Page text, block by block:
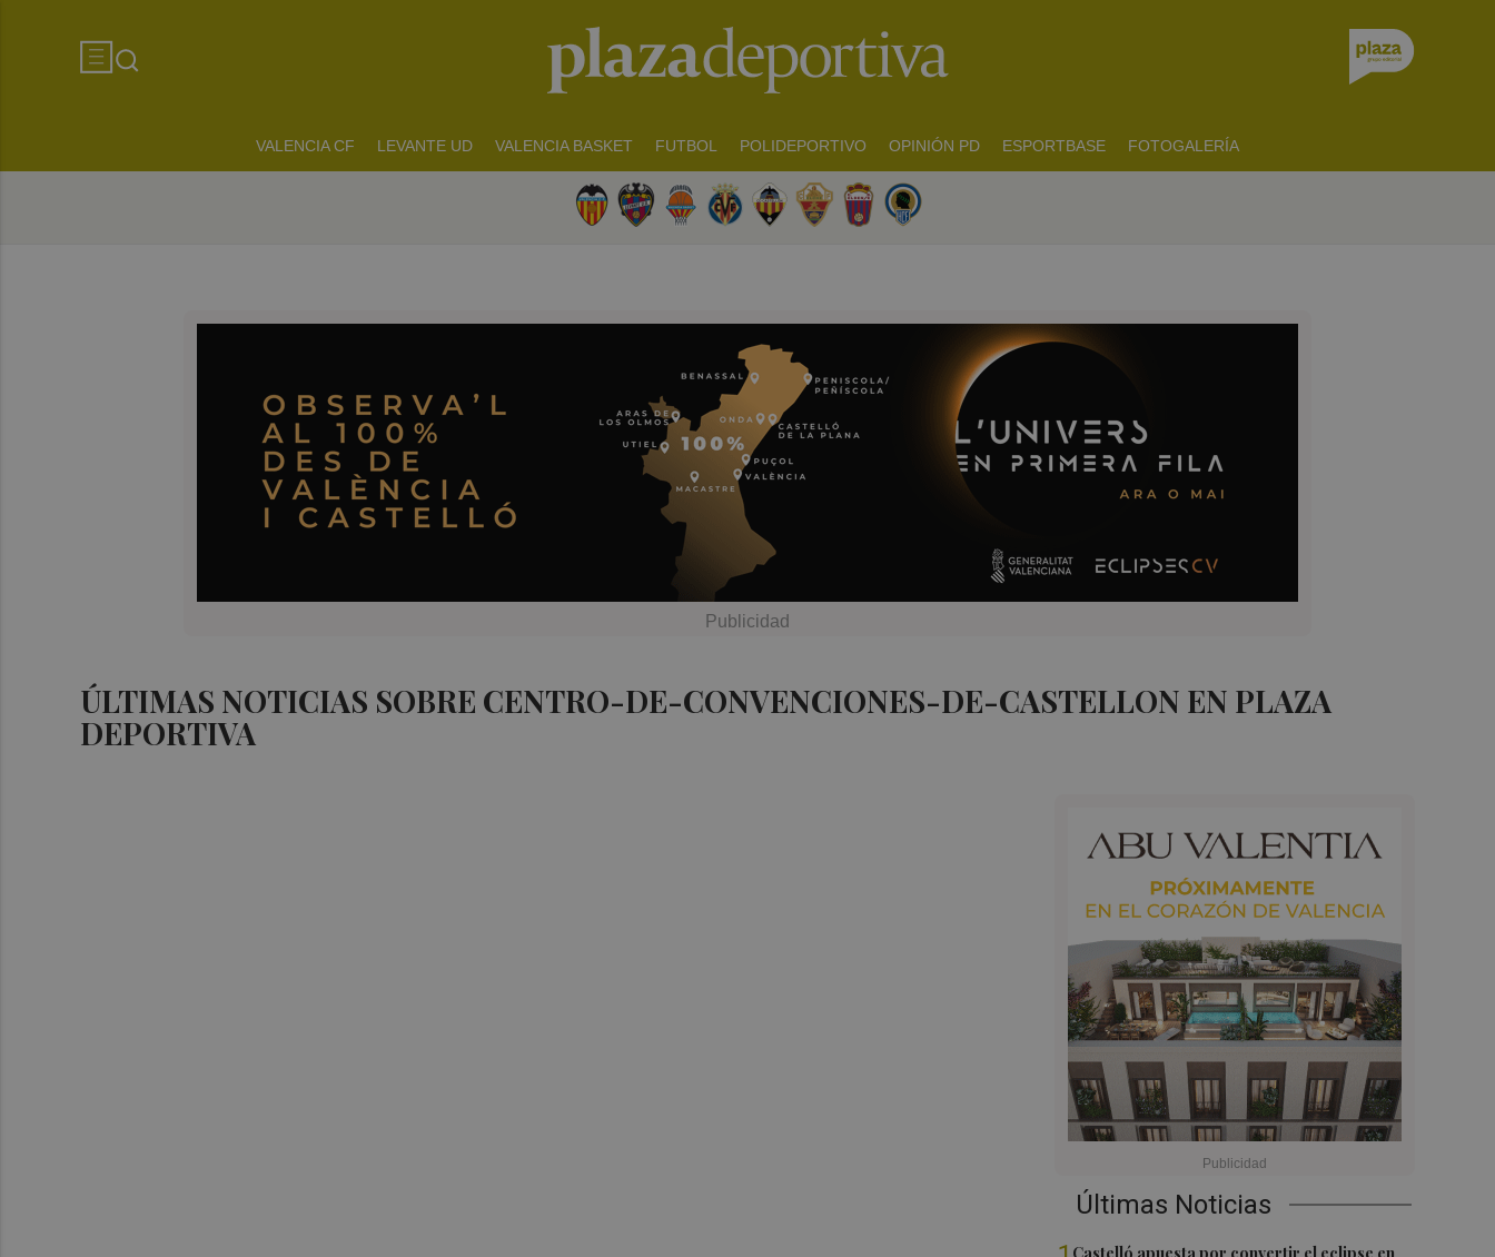
VALENCIA CF LEVANTE UD VALENCIA BASKET FUTBOL POLIDEPORTIVO OPINIÓN PD ESPORTBASE FOTOGALERÍA
ÚLTIMAS NOTICIAS SOBRE CENTRO-DE-CONVENCIONES-DE-CASTELLON EN PLAZA
DEPORTIVA
Últimas Noticias